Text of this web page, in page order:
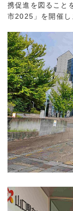
携促進を図ること
市2025」を開催し